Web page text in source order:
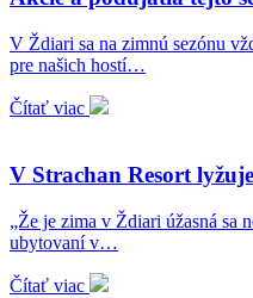
V Ždiari sa na zimnú sezónu
pre našich hostí…
Čítať viac
V Strachan Resort
„Že je zima v Ždiari úžasná sa
ubytovaní v…
Čítať viac